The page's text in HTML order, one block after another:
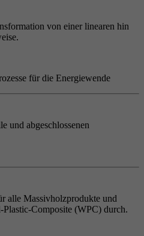
von einer linearen hin
für die Energiewende
und abgeschlossenen
alle Massivholzprodukte und
Composite (WPC) durch.